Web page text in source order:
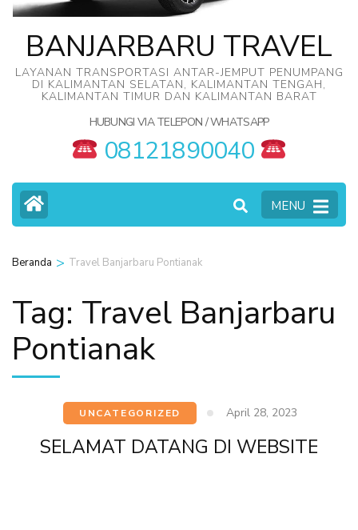
BANJARBARU TRAVEL
LAYANAN TRANSPORTASI ANTAR-JEMPUT PENUMPANG
DI KALIMANTAN SELATAN, KALIMANTAN TENGAH,
KALIMANTAN TIMUR DAN KALIMANTAN BARAT
HUBUNGI VIA TELEPON / WHATSAPP
08121890040
MENU
Beranda > Travel Banjarbaru Pontianak
Tag: Travel Banjarbaru
Pontianak
UNCATEGORIZED April 28, 2023
SELAMAT DATANG DI WEBSITE